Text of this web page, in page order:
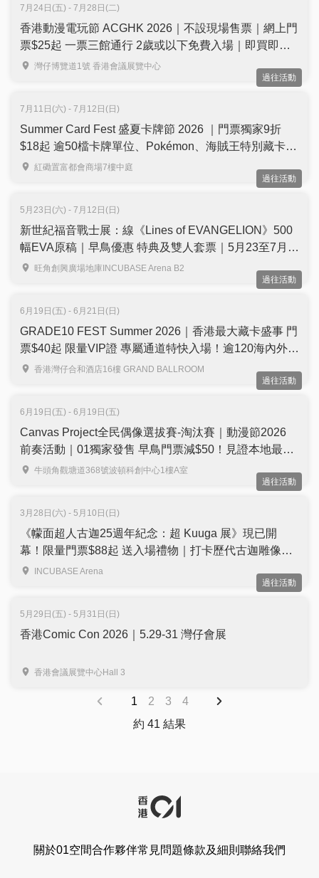
7月24日(五) - 7月28日(二)
香港動漫電玩節 ACGHK 2026｜不設現場售票｜網上門
票$25起 一票三館通行 2歲或以下免費入場｜即買即用
｜7月24至28日 灣仔會展
灣仔博覽道1號 香港會議展覽中心
過往活動
7月11日(六) - 7月12日(日)
Summer Card Fest 盛夏卡牌節 2026 ｜門票獨家9折
$18起 逾50檔卡牌單位、Pokémon、海賊王特別藏卡｜
寶可夢卡牌對戰大獎送出日本來回機票、PSA 10 大抽
紅磡置富都會商場7樓中庭
過往活動
5月23日(六) - 7月12日(日)
新世紀福音戰士展：線《Lines of EVANGELION》500
幅EVA原稿｜早鳥優惠 特典及雙人套票｜5月23至7月
12日 旺角INCUBASE Arena
旺角創興廣場地庫INCUBASE Arena B2
過往活動
6月19日(五) - 6月21日(日)
GRADE10 FEST Summer 2026｜香港最大藏卡盛事 門
票$40起 限量VIP證 專屬通道特快入場！逾120海內外參
展商、Pokémon 30 週年特展、麥迪森瘋狂藏卡拍賣會
香港灣仔合和酒店16樓 GRAND BALLROOM
過往活動
6月19日(五) - 6月19日(五)
Canvas Project全民偶像選拔賽-淘汰賽｜動漫節2026
前奏活動｜01獨家發售 早鳥門票減$50！見證本地最強
偶像誕生＋多隊本地人氣現役偶像現場表演
牛頭角觀塘道368號波頓科創中心1樓A室
過往活動
3月28日(六) - 5月10日(日)
《幪面超人古迦25週年紀念：超 Kuuga 展》現已開
幕！限量門票$88起 送入場禮物｜打卡歷代古迦雕像、
珍貴手稿、會場限定商品｜旺角 INCUBASE Arena
INCUBASE Arena
過往活動
5月29日(五) - 5月31日(日)
香港Comic Con 2026｜5.29-31 灣仔會展
香港會議展覽中心Hall 3
1 2 3
4
約 41 結果
關於01空間合作夥伴常見問題條款及細則 聯絡我們